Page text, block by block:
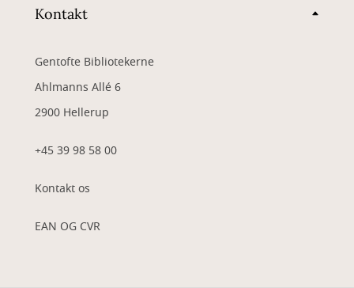
Kontakt
Gentofte Bibliotekerne
Ahlmanns Allé 6
2900 Hellerup
+45 39 98 58 00
Kontakt os
EAN OG CVR